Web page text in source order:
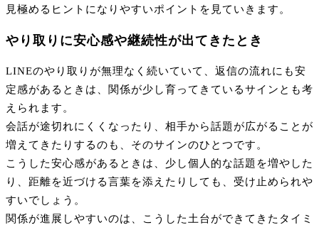
見極めるヒントになりやすいポイントを見ていきます。
やり取りに安心感や継続性が出てきたとき
LINEのやり取りが無理なく続いていて、返信の流れにも安
定感があるときは、関係が少し育ってきているサインとも考
えられます。
会話が途切れにくくなったり、相手から話題が広がることが
増えてきたりするのも、そのサインのひとつです。
こうした安心感があるときは、少し個人的な話題を増やした
り、距離を近づける言葉を添えたりしても、受け止められや
すいでしょう。
関係が進展しやすいのは、こうした土台ができてきたタイミ